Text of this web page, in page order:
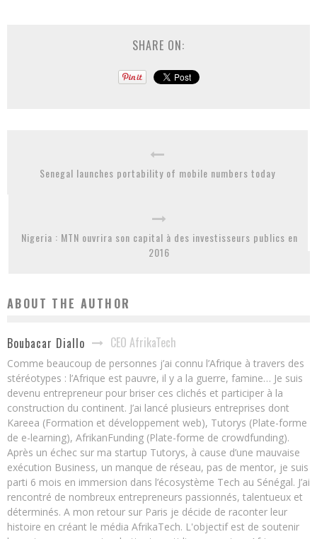
SHARE ON:
Senegal launches portability of mobile numbers today
Nigeria : MTN ouvrira son capital à des investisseurs publics en
2016
ABOUT THE AUTHOR
Boubacar Diallo CEO AfrikaTech
Comme beaucoup de personnes j’ai connu l’Afrique à travers des
stéréotypes : l’Afrique est pauvre, il y a la guerre, famine… Je suis
devenu entrepreneur pour briser ces clichés et participer à la
construction du continent. J’ai lancé plusieurs entreprises dont
Kareea (Formation et développement web), Tutorys (Plate-forme
de e-learning), AfrikanFunding (Plate-forme de crowdfunding).
Après un échec sur ma startup Tutorys, à cause d’une mauvaise
exécution Business, un manque de réseau, pas de mentor, je suis
parti 6 mois en immersion dans l’écosystème Tech au Sénégal. J’ai
rencontré de nombreux entrepreneurs passionnés, talentueux et
déterminés. A mon retour sur Paris je décide de raconter leur
histoire en créant le média AfrikaTech. L'objectif est de soutenir